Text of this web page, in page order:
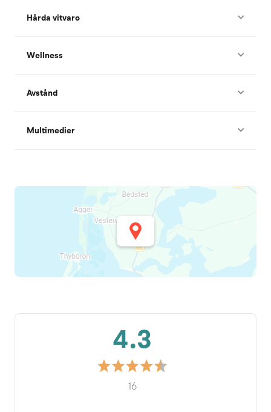
Hårda vitvaro
Wellness
Avstånd
Multimedier
4.3
16